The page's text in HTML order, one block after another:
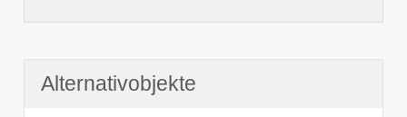
Alternativobjekte